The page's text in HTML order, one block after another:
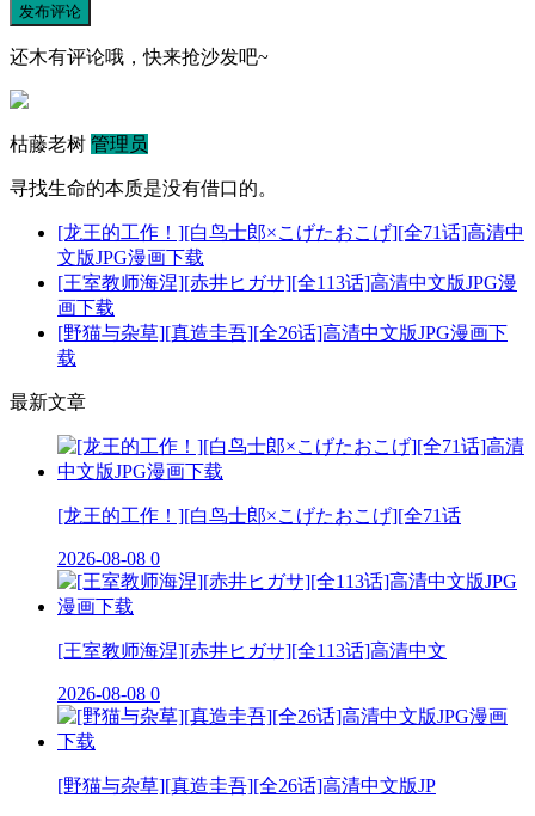
发布评论
还木有评论哦，快来抢沙发吧~
枯藤老树 管理员
寻找生命的本质是没有借口的。
[龙王的工作！][白鸟士郎×こげたおこげ][全71话]高清中
文版JPG漫画下载
[王室教师海涅][赤井ヒガサ][全113话]高清中文版JPG漫
画下载
[野猫与杂草][真造圭吾][全26话]高清中文版JPG漫画下
载
最新文章
[龙王的工作！][白鸟士郎×こげたおこげ][全71话
2026-08-08 0
[王室教师海涅][赤井ヒガサ][全113话]高清中文
2026-08-08 0
[野猫与杂草][真造圭吾][全26话]高清中文版JP